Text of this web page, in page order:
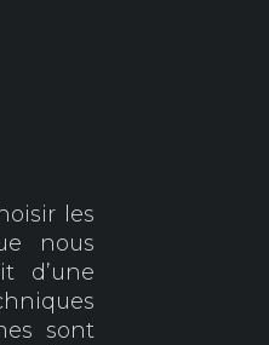
les
nous
d’une
sont